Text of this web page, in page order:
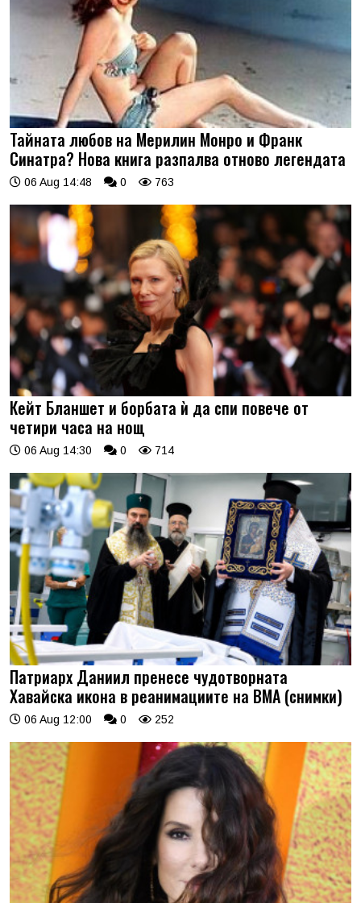
Тайната любов на Мерилин Монро и Франк
Синатра? Нова книга разпалва отново легендата
06 Aug 14:48 0 763
Кейт Бланшет и борбата ѝ да спи повече от
четири часа на нощ
06 Aug 14:30 0 714
Патриарх Даниил пренесе чудотворната
Хавайска икона в реанимациите на ВМА (снимки)
06 Aug 12:00 0 252